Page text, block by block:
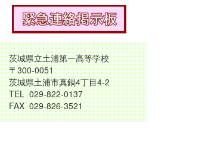
茨城県立土浦第一高等学校
〒300-0051
茨城県土浦市真鍋4丁目4-2
TEL 029-822-0137
FAX 029-826-3521